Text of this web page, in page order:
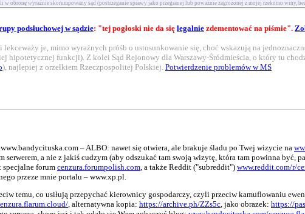
w obronę wyraźnie skorumpowany sąd (postrzeganie sprawy jako przegranej lub poważnie zagrożonej z mojej rzekomo winy,
podsłuchowej w sądzie: "tej pogłoski nie da się legalnie zdementować na piśmie".
je, mimo wyraźnych próśb o ustosunkowanie się, choć wskazują na
hipotetycznej funkcji). Z kolei Sąd Rejonowy dla Warszawy-Śródmieścia, o który tu
), najlepiej z orzełkiem Rzeczpospolitej Polskiej. Potwierdzenie problemów w MS
– ALBO: nawet się otwiera, ale brakuje śladu po Twej wizycie na
a nie z jakiś cudzym (aby odszukać tam swoją wizytę, która tam powinna być,
specjalne forum cenzura.forumpolish.com , a także Reddit ("subreddit") www.reddit.com/r/
przeze mnie portalu – www.xp.pl.
temu, co usiłują przepychać kierownicy gospodarczy, czyli przeciw kamuflowaniu
, alternatywna kopia: https://archive.ph/ZZs5c, jako obrazek: https://